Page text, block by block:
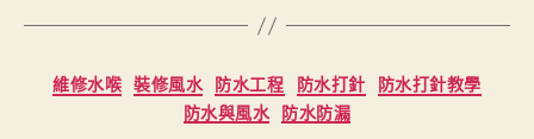
Categories
維修水喉 裝修風水 防水工程 防水打針 防水打針教學
防水與風水 防水防漏